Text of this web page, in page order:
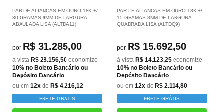
PAR DE ALIANÇAS EM OURO 18K +/-
30 GRAMAS 9MM DE LARGURA –
ABAULADA LISA (ALTDA11)
por R$ 31.285,00
à vista R$ 28.156,50 economize
10% no Boleto Bancário ou
Depósito Bancário
ou em 12x de R$ 4.216,12
FRETE GRÁTIS
PAR DE ALIANÇAS EM OURO 18K +/-
15 GRAMAS 8MM DE LARGURA –
QUADRADA LISA (ALTDQ9)
por R$ 15.692,50
à vista R$ 14.123,25 economize
10% no Boleto Bancário ou
Depósito Bancário
ou em 12x de R$ 2.114,80
FRETE GRÁTIS